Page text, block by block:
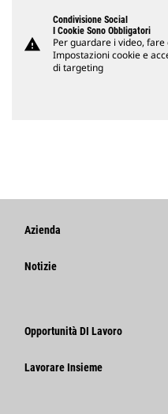
warning
Condivisione Social
I Cookie Sono Obbligatori
Per guardare i video, fare
Impostazioni cookie e
di targeting
Azienda
Strategia
Codice Di Condotta
Notizie
Comunicati Stampa
Opportunità DI Lavoro
Perché Caterpillar?
Lavorare Insieme